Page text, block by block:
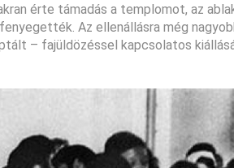
érte támadás a templomot, az
Az ellenállásra még
– fajüldözéssel kapcsolatos